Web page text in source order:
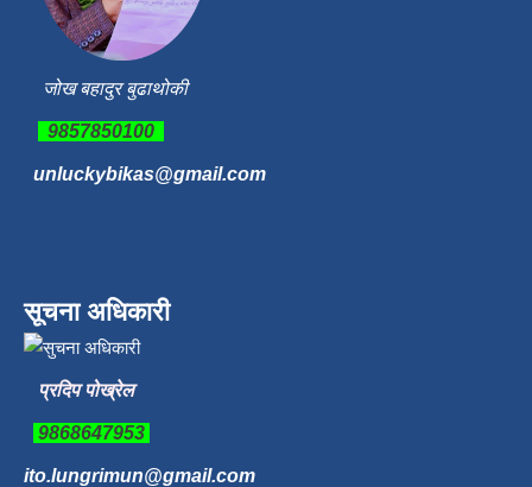
जोख बहादुर बुढाथोकी
9857850100
unluckybikas@gmail.com
सूचना अधिकारी
प्रदिप पोख्रेल
9868647953
ito.lungrimun@gmail.com